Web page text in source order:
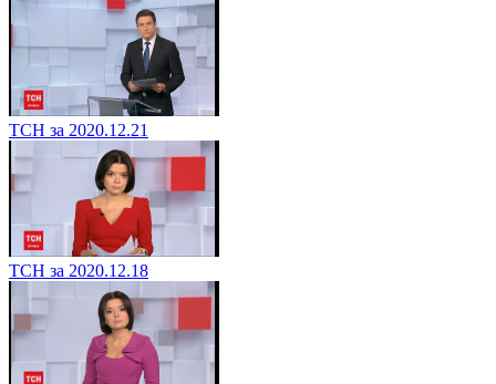
ТСН за 2020.12.21
ТСН за 2020.12.18